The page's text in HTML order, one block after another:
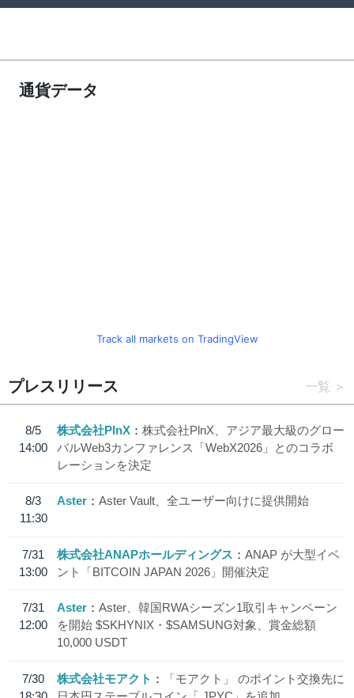
通貨データ
Track all markets on TradingView
プレスリリース 一覧
8/5
14:00
株式会社PlnX
株式会社PlnX、アジア最大級のグロー
バルWeb3カンファレンス「WebX2026」とのコラボ
レーションを決定
8/3
11:30
Aster Aster Vault、全ユーザー向けに提供開始
7/31
13:00
株式会社ANAPホールディングス
ANAP が大型イベ
ント「BITCOIN JAPAN 2026」開催決定
7/31
12:00
Aster
Aster、韓国RWAシーズン1取引キャンペーン
を開始 $SKHYNIX・$SAMSUNG対象、賞金総額
10,000 USDT
7/30
株式会社モアクト
「モアクト」 のポイント交換先に